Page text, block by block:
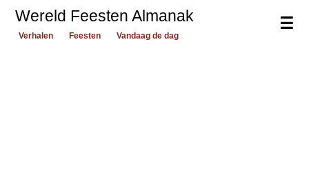
☰
Wereld Feesten Almanak
Verhalen Feesten Vandaag de dag